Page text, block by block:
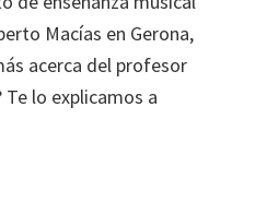
Macías en Gerona,
acerca del profesor
lo explicamos a